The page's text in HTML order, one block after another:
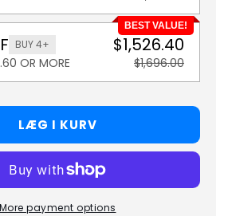
BEST VALUE!
BUY 4+
OR MORE
$1,526.40
$1,696.00
LÆG I KURV
More payment options